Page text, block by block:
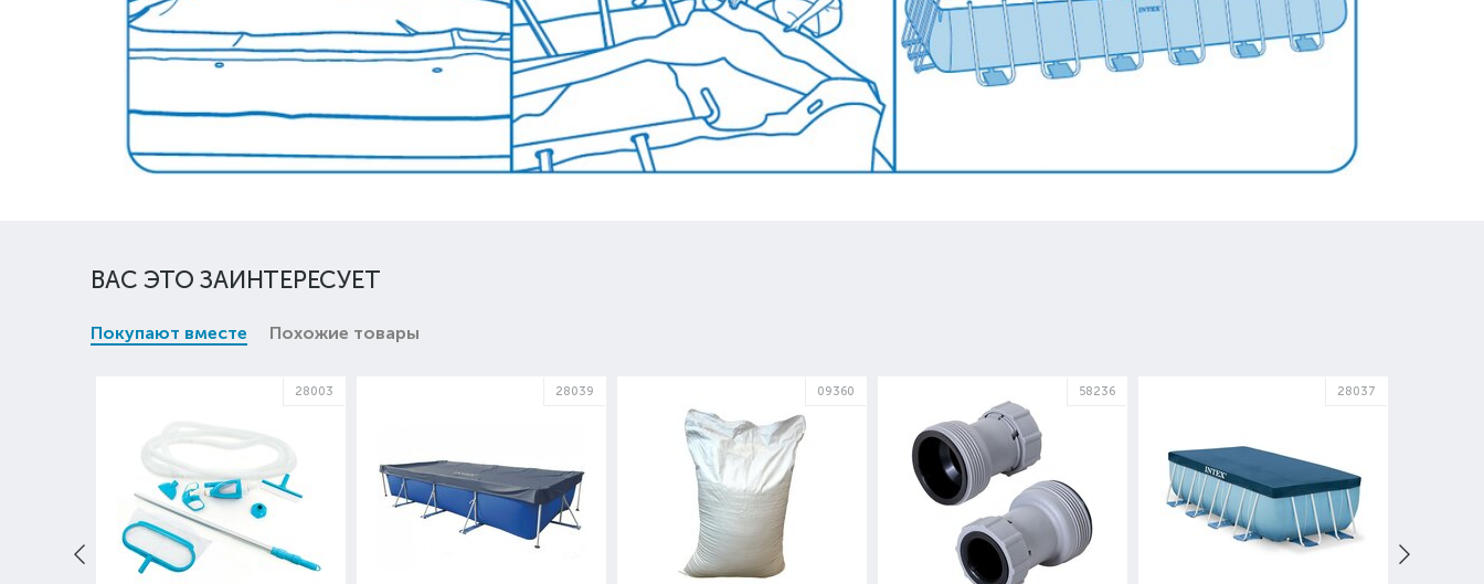
ВАС ЭТО ЗАИНТЕРЕСУЕТ
Покупают вместе Похожие товары
28003 28039 09360 58236 28037